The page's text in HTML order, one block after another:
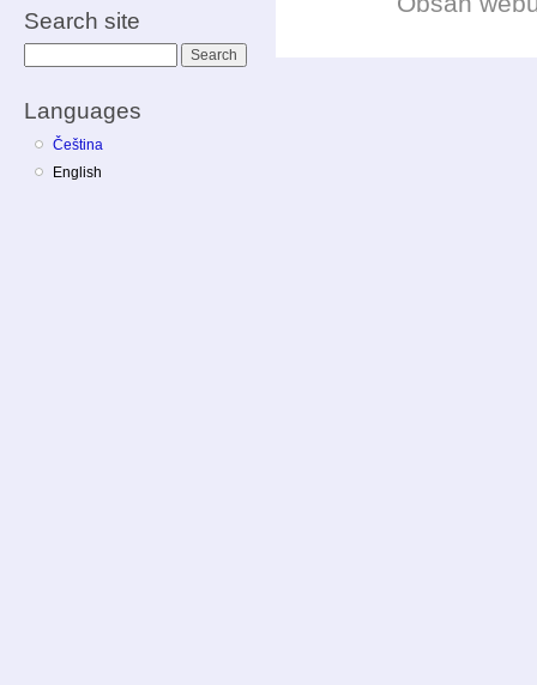
Search site
Languages
Čeština
English